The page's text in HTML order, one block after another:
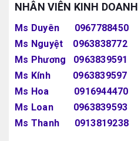
NHÂN VIÊN KINH DOANH
Ms Duyên 0967788450
Ms Nguyệt 0963838772
Ms Phương 0963839591
Ms Kính 0963839597
Ms Hoa 0916944470
Ms Loan 0963839593
Ms Thanh 0913819238